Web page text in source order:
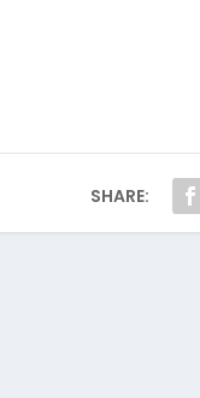
SHARE: